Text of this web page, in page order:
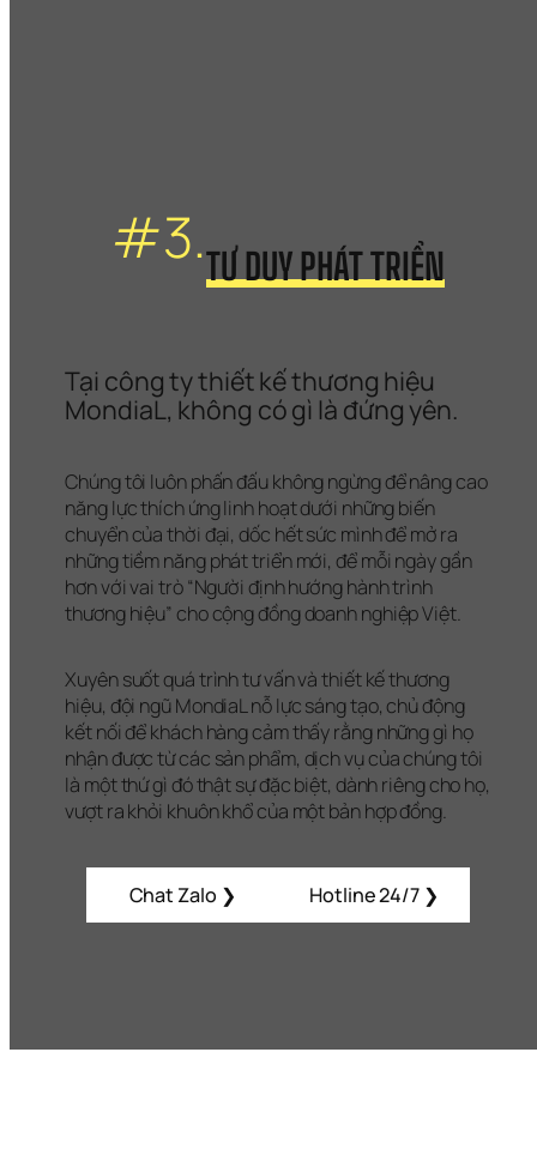
#3.TƯ DUY PHÁT TRIỂN
Tại công ty thiết kế thương hiệu
MondiaL, không có gì là đứng yên.
Chúng tôi luôn phấn đấu không ngừng để nâng cao
năng lực thích ứng linh hoạt dưới những biến
chuyển của thời đại, dốc hết sức mình để mở ra
những tiềm năng phát triển mới, để mỗi ngày gần
hơn với vai trò “Người định hướng hành trình
thương hiệu” cho cộng đồng doanh nghiệp Việt.
Xuyên suốt quá trình tư vấn và thiết kế thương
hiệu, đội ngũ MondiaL nỗ lực sáng tạo, chủ động
kết nối để khách hàng cảm thấy rằng những gì họ
nhận được từ các sản phẩm, dịch vụ của chúng tôi
là một thứ gì đó thật sự đặc biệt, dành riêng cho họ,
vượt ra khỏi khuôn khổ của một bản hợp đồng.
Chat Zalo ❯ Hotline 24/7 ❯